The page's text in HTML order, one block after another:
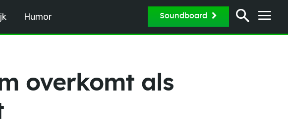
Humor Soundboard
overkomt als